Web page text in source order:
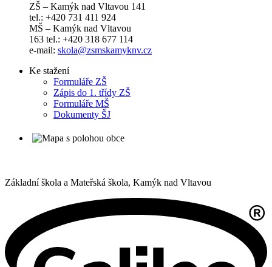
ZŠ – Kamýk nad Vltavou 141
tel.: +420 731 411 924
MŠ – Kamýk nad Vltavou
163 tel.: +420 318 677 114
e-mail: skola@zsmskamyknv.cz
Ke stažení
Formuláře ZŠ
Zápis do 1. třídy ZŠ
Formuláře MŠ
Dokumenty ŠJ
Základní škola a Mateřská škola, Kamýk nad Vltavou